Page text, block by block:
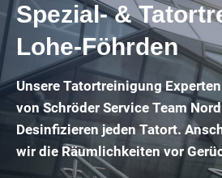
Spezial- &
Lohe-Föhrden
Unsere Tatortreinigung
von Schröder Service Team
Desinfizieren jeden Tatort.
wir die Räumlichkeiten vor